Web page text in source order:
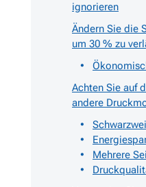
ignorieren
Ändern Sie die
um 30 % zu
Achten Sie auf
andere
Mehrere